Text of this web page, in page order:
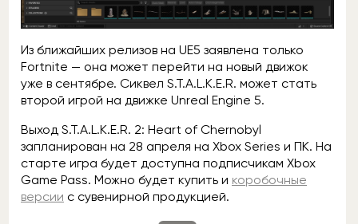
Из ближайших релизов на UE5 заявлена только
Fortnite — она может перейти на новый движок
уже в сентябре. Сиквел S.T.A.L.K.E.R. может стать
второй игрой на движке Unreal Engine 5.
Выход S.T.A.L.K.E.R. 2: Heart of Chernobyl
запланирован на 28 апреля на Xbox Series и ПК. На
старте игра будет доступна подписчикам Xbox
Game Pass. Можно будет купить и коробочные
версии с сувенирной продукцией.